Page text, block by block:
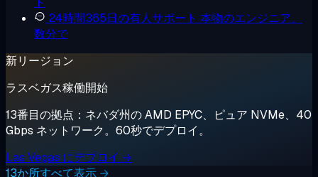
24時間365日の有人サポート 本物のエンジニア、
数分で
新リージョン
ラスベガス稼働開始
13番目の拠点：ネバダ州の AMD EPYC、ピュア NVMe、40
Gbps ネットワーク。60秒でデプロイ。
Las Vegas にデプロイ →
13か所すべて表示 →